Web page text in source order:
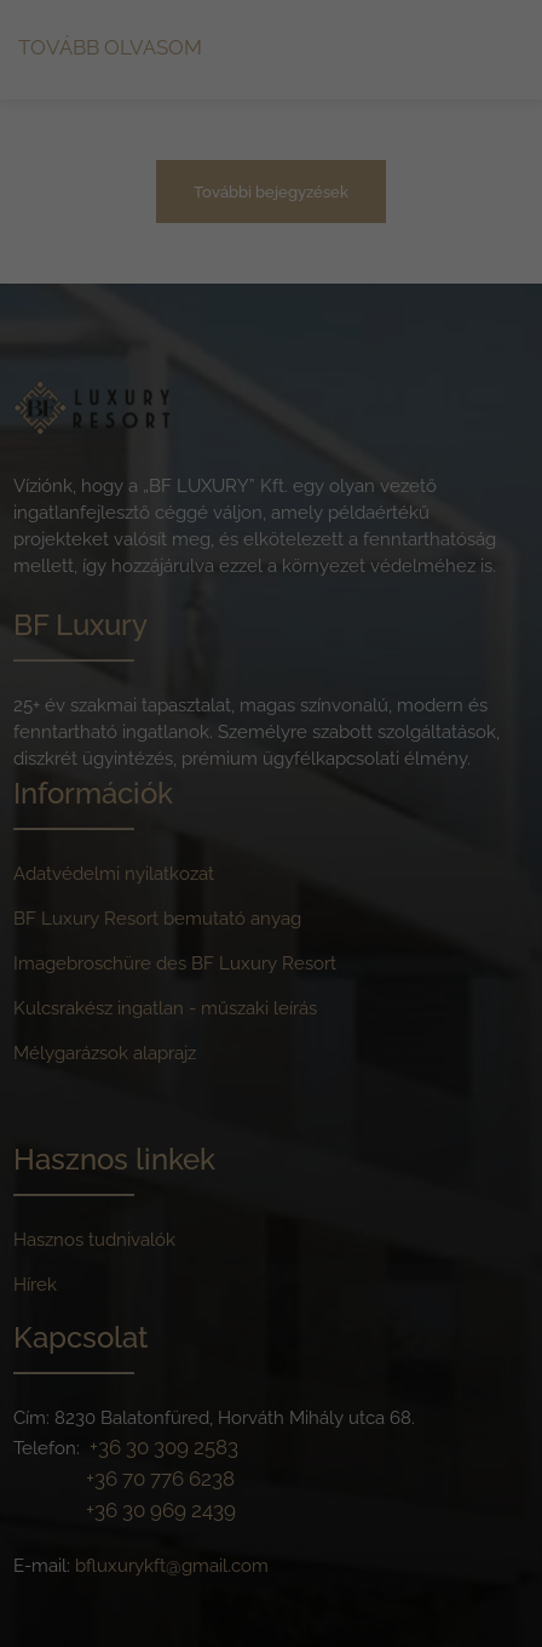
TOVÁBB OLVASOM
További bejegyzések
Víziónk, hogy a „BF LUXURY” Kft. egy olyan vezető
ingatlanfejlesztő céggé váljon, amely példaértékű
projekteket valósít meg, és elkötelezett a fenntarthatóság
mellett, így hozzájárulva ezzel a környezet védelméhez is.
BF Luxury
25+ év szakmai tapasztalat, magas színvonalú, modern és
fenntartható ingatlanok. Személyre szabott szolgáltatások,
diszkrét ügyintézés, prémium ügyfélkapcsolati élmény.
Információk
Adatvédelmi nyilatkozat
BF Luxury Resort bemutató anyag
Imagebroschüre des BF Luxury Resort
Kulcsrakész ingatlan - műszaki leírás
Mélygarázsok alaprajz
Hasznos linkek
Hasznos tudnivalók
Hírek
Kapcsolat
Cím: 8230 Balatonfüred, Horváth Mihály utca 68.
Telefon: +36 30 309 2583
+36 70 776 6238
+36 30 969 2439
E-mail: bfluxurykft@gmail.com